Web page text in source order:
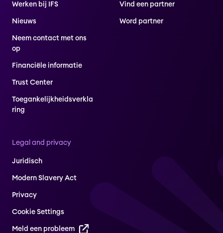
Werken bij IFS
Nieuws
Neem contact met ons
op
Financiële informatie
Trust Center
Toegankelijkheidsverkla
ring
Vind een partner
Word partner
Legal and privacy
Juridisch
Modern Slavery Act
Privacy
Cookie Settings
Meld een probleem